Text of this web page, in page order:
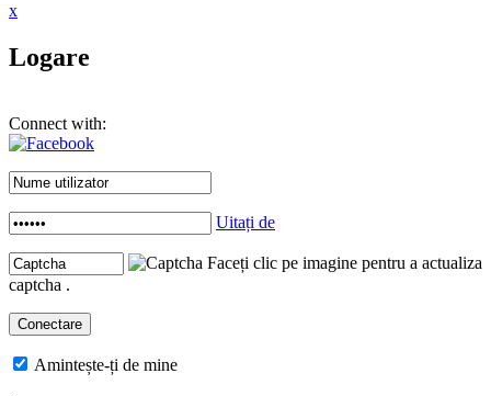
x
Logare
Connect with:
Uitați de
Faceți clic pe imagine pentru a actualiza
captcha .
Amintește-ți de mine